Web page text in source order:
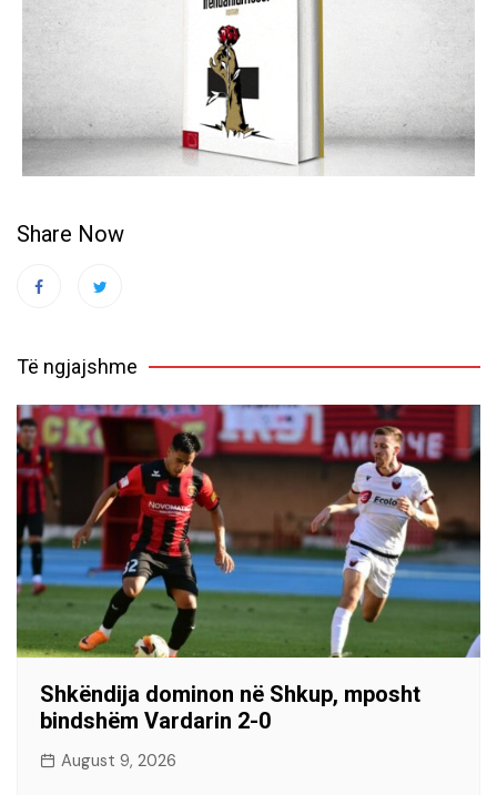
Share Now
Të ngjajshme
Shkëndija dominon në Shkup, mposht
bindshëm Vardarin 2-0
August 9, 2026